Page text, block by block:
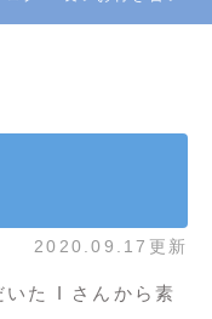
2020.09.17更新
いた I さんから素